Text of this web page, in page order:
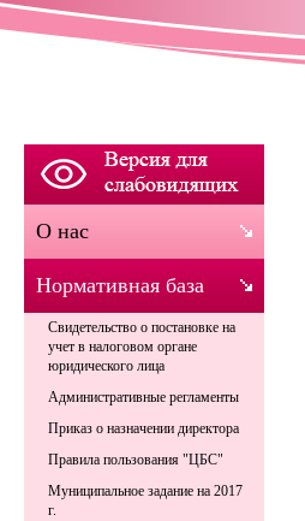
О нас
Нормативная база
Свидетельство о постановке на
учет в налоговом органе
юридического лица
Административные регламенты
Приказ о назначении директора
Правила пользования "ЦБС"
Муниципальное задание на 2017
г.